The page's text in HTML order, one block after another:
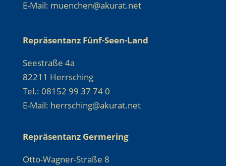
E-Mail: muenchen@akurat.net
Repräsentanz Fünf-Seen-Land
Seestraße 4a
82211 Herrsching
Tel.: 08152 99 37 74 0
E-Mail: herrsching@akurat.net
Repräsentanz Germering
Otto-Wagner-Straße 8